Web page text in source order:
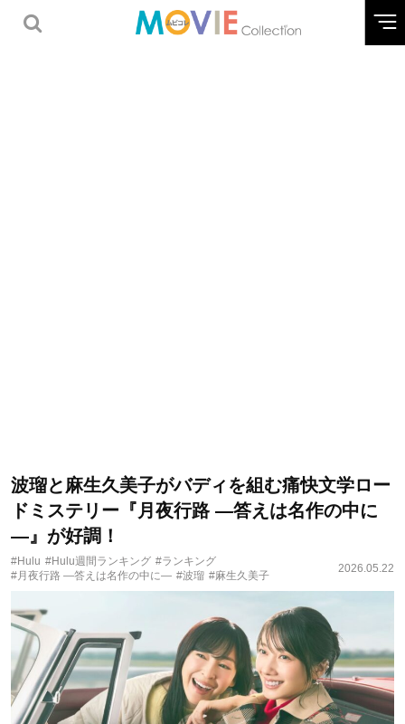
波瑠と麻生久美子がバディを組む痛快文学ロー
ドミステリー『月夜行路 ―答えは名作の中に
―』が好調！
#Hulu #Hulu週間ランキング #ランキング
#月夜行路 ―答えは名作の中に― #波瑠 #麻生久美子
2026.05.22